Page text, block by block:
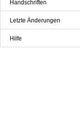
Handschriften
Letzte Änderungen
Hilfe